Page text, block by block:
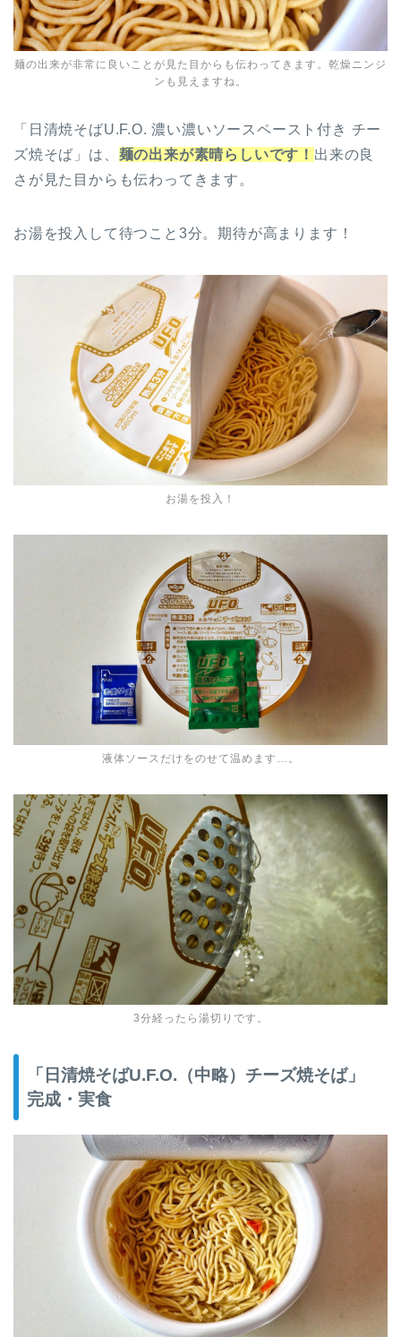
麺の出来が非常に良いことが見た目からも伝わってきます。乾燥ニンジ
ンも見えますね。
「日清焼そばU.F.O. 濃い濃いソースペースト付き チー
ズ焼そば」は、 麺の出来が素晴らしいです！ 出来の良
さが見た目からも伝わってきます。
お湯を投入して待つこと3分。期待が高まります！
お湯を投入！
液体ソースだけをのせて温めます…。
3分経ったら湯切りです。
「日清焼そばU.F.O.（中略）チーズ焼そば」
完成・実食